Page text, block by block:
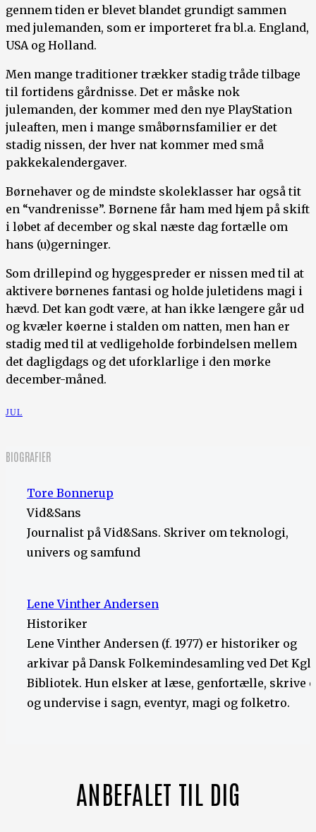
gennem tiden er blevet blandet grundigt sammen
med julemanden, som er importeret fra bl.a. England,
USA og Holland.
Men mange traditioner trækker stadig tråde tilbage
til fortidens gårdnisse. Det er måske nok
julemanden, der kommer med den nye PlayStation
juleaften, men i mange småbørnsfamilier er det
stadig nissen, der hver nat kommer med små
pakkekalendergaver.
Børnehaver og de mindste skoleklasser har også tit
en “vandrenisse”. Børnene får ham med hjem på skift
i løbet af december og skal næste dag fortælle om
hans (u)gerninger.
Som drillepind og hyggespreder er nissen med til at
aktivere børnenes fantasi og holde juletidens magi i
hævd. Det kan godt være, at han ikke længere går ud
og kvæler køerne i stalden om natten, men han er
stadig med til at vedligeholde forbindelsen mellem
det dagligdags og det uforklarlige i den mørke
december-måned.
JUL
BIOGRAFIER
Tore Bonnerup
Vid&Sans
Journalist på Vid&Sans. Skriver om teknologi,
univers og samfund
Lene Vinther Andersen
Historiker
Lene Vinther Andersen (f. 1977) er historiker og
arkivar på Dansk Folkemindesamling ved Det Kgl.
Bibliotek. Hun elsker at læse, genfortælle, skrive
og undervise i sagn, eventyr, magi og folketro.
ANBEFALET TIL DIG